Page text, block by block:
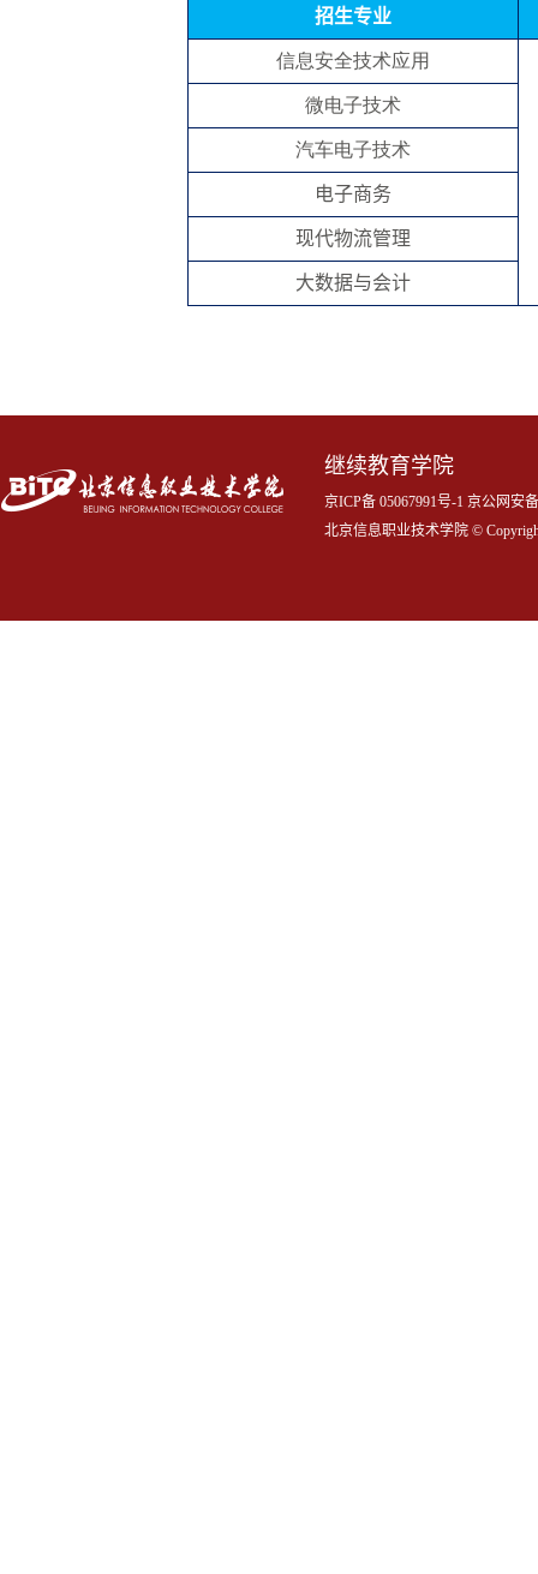
招生专业
信息安全技术应用
微电子技术
汽车电子技术
电子商务
现代物流管理
大数据与会计
继续教育学院
京ICP备 05067991号-1 京公网安
北京信息职业技术学院 ©